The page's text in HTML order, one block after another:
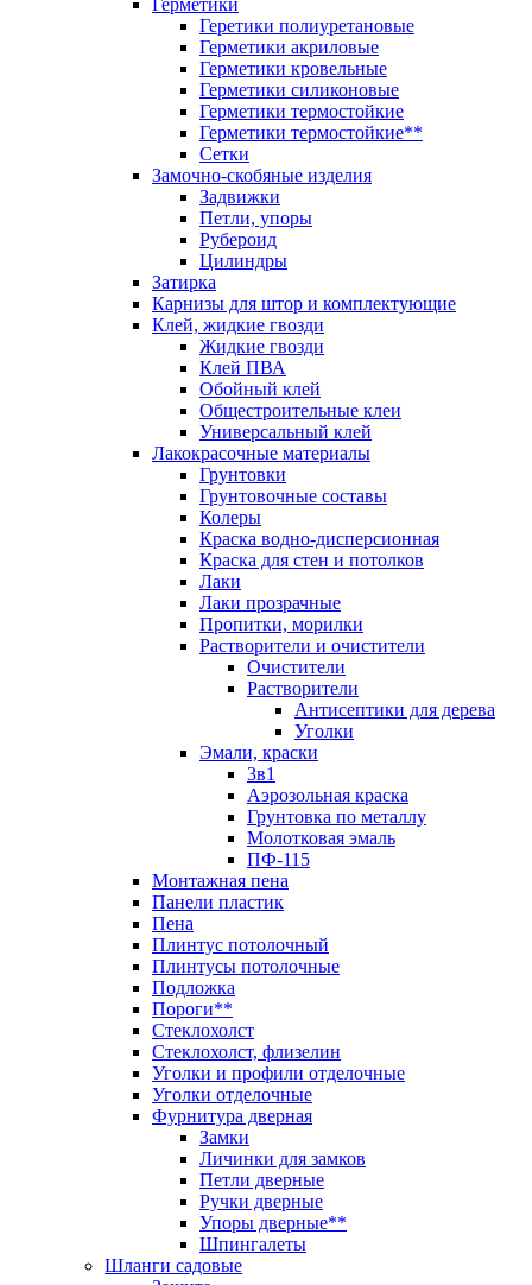
Герметики
Геретики полиуретановые
Герметики акриловые
Герметики кровельные
Герметики силиконовые
Герметики термостойкие
Герметики термостойкие**
Сетки
Замочно-скобяные изделия
Задвижки
Петли, упоры
Рубероид
Цилиндры
Затирка
Карнизы для штор и комплектующие
Клей, жидкие гвозди
Жидкие гвозди
Клей ПВА
Обойный клей
Общестроительные клеи
Универсальный клей
Лакокрасочные материалы
Грунтовки
Грунтовочные составы
Колеры
Краска водно-дисперсионная
Краска для стен и потолков
Лаки
Лаки прозрачные
Пропитки, морилки
Растворители и очистители
Очистители
Растворители
Антисептики для дерева
Уголки
Эмали, краски
3в1
Аэрозольная краска
Грунтовка по металлу
Молотковая эмаль
ПФ-115
Монтажная пена
Панели пластик
Пена
Плинтус потолочный
Плинтусы потолочные
Подложка
Пороги**
Стеклохолст
Стеклохолст, флизелин
Уголки и профили отделочные
Уголки отделочные
Фурнитура дверная
Замки
Личинки для замков
Петли дверные
Ручки дверные
Упоры дверные**
Шпингалеты
Шланги садовые